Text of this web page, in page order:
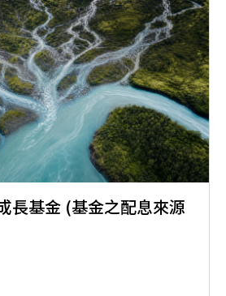
長基金 (基金之配息來源